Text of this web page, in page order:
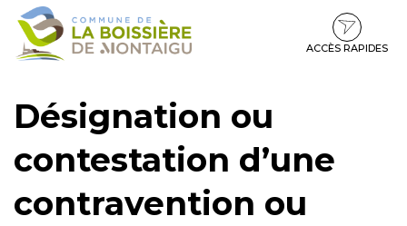
Gestion des traceurs
Aller
Aller
contenu
Aller
pied
ACCÈS RAPIDES
Désignation ou
contestation d’une
contravention ou